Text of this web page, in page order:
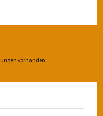
vorhanden.